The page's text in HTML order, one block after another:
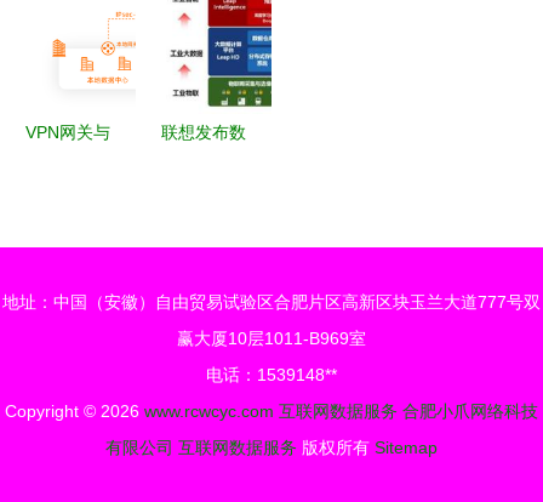
的角色与价
思维下的产
业转型升级
VPN网关与
联想发布数
联网数据服
务新蓝海
地址：中国（安徽）自由贸易试验区合肥片区高新区块玉兰大道777号双
赢大厦10层1011-B969室
电话：1539148**
Copyright © 2026 www.rcwcyc.com 互联网数据服务 合肥小爪网络科技
有限公司 互联网数据服务 版权所有 Sitemap